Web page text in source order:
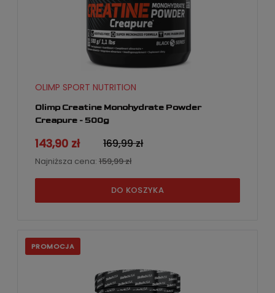
Olimp Creatine Monohydrate Powder
Creapure - 500g
OLIMP SPORT NUTRITION
143,90 zł 169,99 zł
Najniższa cena: 159,99 zł
DO KOSZYKA
PROMOCJA